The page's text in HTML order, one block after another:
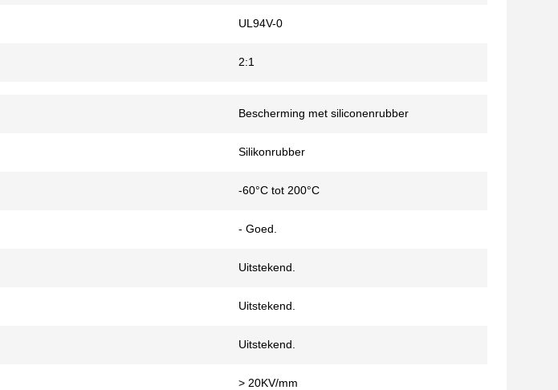
UL94V-0
2:1
Bescherming met siliconenrubber
Silikonrubber
-60°C tot 200°C
- Goed.
Uitstekend.
Uitstekend.
Uitstekend.
> 20KV/mm